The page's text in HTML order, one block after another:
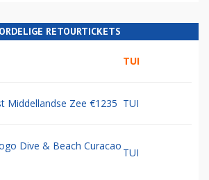
RETOURTICKETS
TUI
Middellandse Zee €1235 TUI
Dive & Beach Curacao
TUI